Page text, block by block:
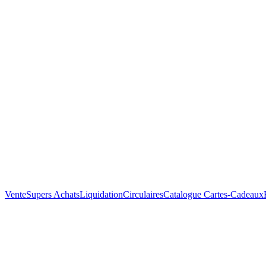
VenteSupers AchatsLiquidationCirculairesCatalogue Cartes-Cadeaux